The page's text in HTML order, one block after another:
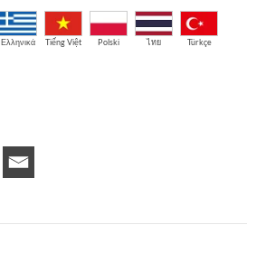
Ελληνικά Tiếng Việt Polski ไทย Türkçe